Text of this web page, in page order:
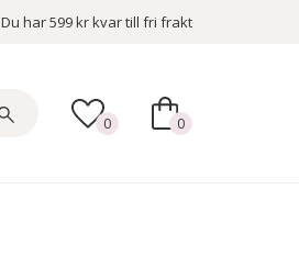
Du har599 krkvar till fri frakt
0 0